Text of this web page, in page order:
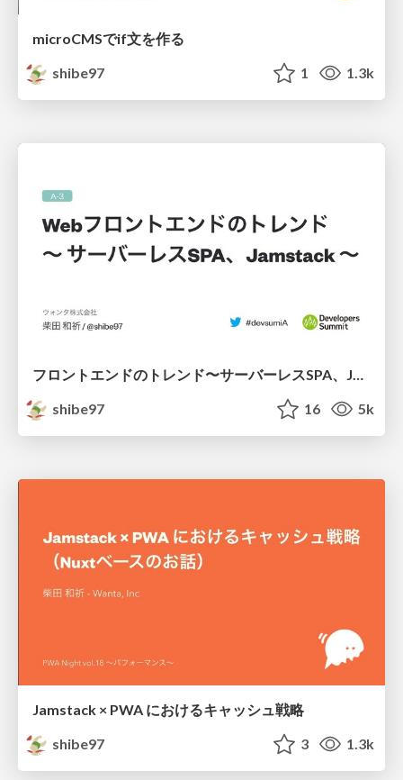
microCMSでif文を作る
shibe97
1 1.3k
shibe97
16 5k
Jamstack × PWA におけるキャッシュ戦略
shibe97
3 1.3k